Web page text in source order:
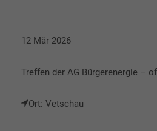
12 Mär 2026
Treffen der AG Bürgerenergie –
Ort: Vetschau